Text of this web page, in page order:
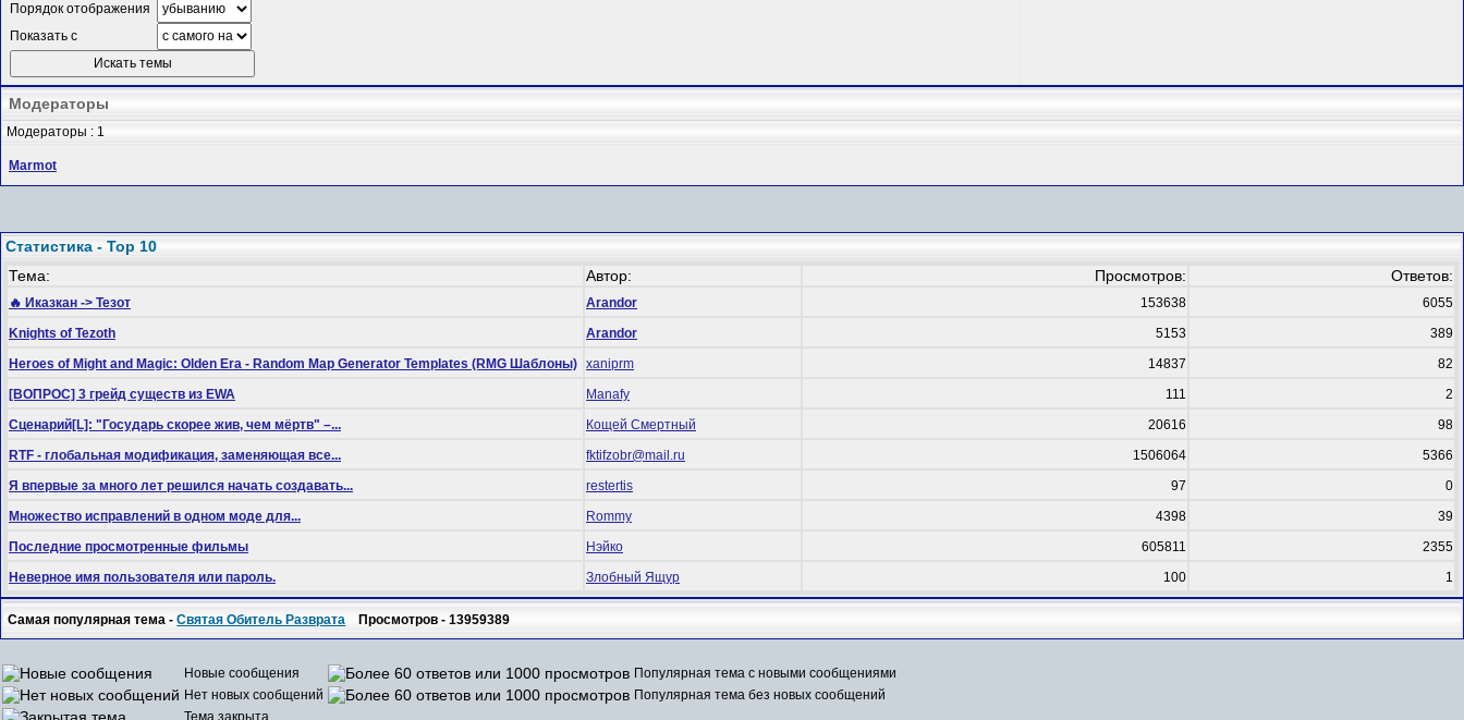
Порядок отображения
Показать с
Модераторы
Модераторы : 1
Marmot
Статистика - Top 10
Тема:
Автор: Просмотров: Ответов:
🔥 Иказкан -> Тезот Arandor 153638
6055
Knights of Tezoth
Arandor 5153
389
Heroes of Might and Magic: Olden Era - Random Map Generator Templates (RMG Шаблоны) xaniprm 14837
82
[ВОПРОС] 3 грейд существ из EWA
Manafy 111
2
Сценарий[L]: "Государь скорее жив, чем мёртв" –...
Кощей Смертный 20616
98
RTF - глобальная модификация, заменяющая все...
fktifzobr@mail.ru 1506064
5366
Я впервые за много лет решился начать создавать...
restertis 97
0
Множество исправлений в одном моде для...
Rommy 4398
39
Последние просмотренные фильмы
Нэйко 605811
2355
Неверное имя пользователя или пароль.
Злобный Ящур 100 1
Самая популярная тема -Святая Обитель Разврата Просмотров - 13959389
Новые сообщения
Популярная тема с новыми сообщениями
Нет новых сообщений
Популярная тема без новых сообщений